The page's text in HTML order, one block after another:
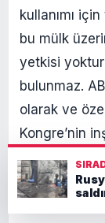
kullanımı
bu mülk
yetkisi
bulunmaz.
olarak ve
Kongre’nin
vergi
önemli